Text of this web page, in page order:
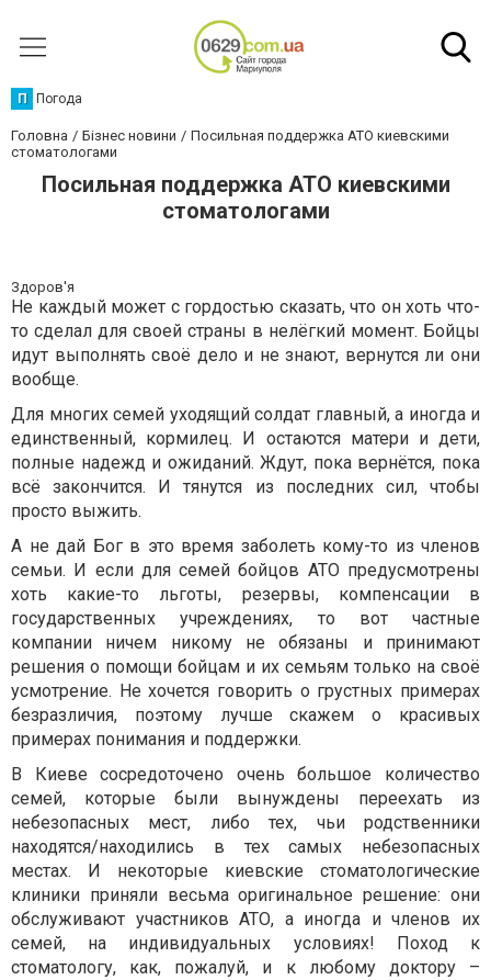
П Погода
Головна Бізнес новини
Посильная поддержка АТО киевскими
стоматологами
Посильная поддержка АТО киевскими
стоматологами
Здоров'я
Не каждый может с гордостью сказать, что он хоть что-
то сделал для своей страны в нелёгкий момент. Бойцы
идут выполнять своё дело и не знают, вернутся ли они
вообще.
Для многих семей уходящий солдат главный, а иногда и
единственный, кормилец. И остаются матери и дети,
полные надежд и ожиданий. Ждут, пока вернётся, пока
всё закончится. И тянутся из последних сил, чтобы
просто выжить.
А не дай Бог в это время заболеть кому-то из членов
семьи. И если для семей бойцов АТО предусмотрены
хоть какие-то льготы, резервы, компенсации в
государственных учреждениях, то вот частные
компании ничем никому не обязаны и принимают
решения о помощи бойцам и их семьям только на своё
усмотрение. Не хочется говорить о грустных примерах
безразличия, поэтому лучше скажем о красивых
примерах понимания и поддержки.
В Киеве сосредоточено очень большое количество
семей, которые были вынуждены переехать из
небезопасных мест, либо тех, чьи родственники
находятся/находились в тех самых небезопасных
местах. И некоторые киевские стоматологические
клиники приняли весьма оригинальное решение: они
обслуживают участников АТО, а иногда и членов их
семей, на индивидуальных условиях! Поход к
стоматологу, как, пожалуй, и к любому доктору –